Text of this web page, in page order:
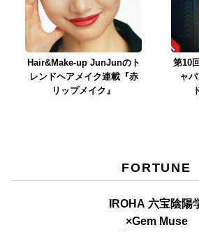
Hair&Make-up JunJunのト
レンドヘアメイク連載『赤
リップメイク』
第10
ャ
FORTUNE
IROHA 六宝陰陽
×Gem Muse